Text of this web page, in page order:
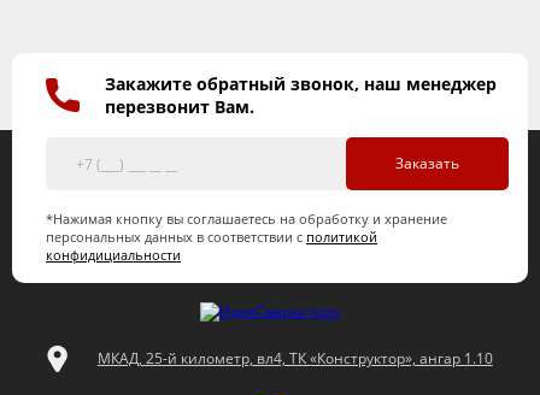
Закажите обратный звонок, наш менеджер
перезвонит Вам.
Заказать
*Нажимая кнопку вы соглашаетесь на обработку и хранение
персональных данных в соответствии с политикой
конфидициальности
МКАД, 25-й километр, вл4, ТК «Конструктор», ангар 1.10